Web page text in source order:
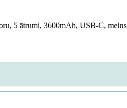
5 ātrumi, 3600mAh, USB-C, melns